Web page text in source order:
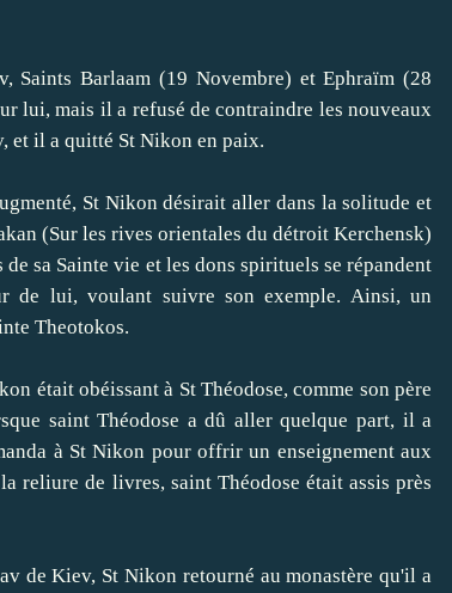
, Saints Barlaam (19 Novembre) et Ephraïm (28
lui, mais il a refusé de contraindre les nouveaux
, et il a quitté St Nikon en paix.
St Nikon désirait aller dans la solitude et
(Sur les rives orientales du détroit Kerchensk)
de sa Sainte vie et les dons spirituels serépandent
de lui, voulant suivre son exemple. Ainsi, un
Theotokos.
était obéissant à St Théodose, comme son père
saint Théodose a dû aller quelque part, il a
à St Nikon pour offrir un enseignement aux
la reliure de livres, saint Théodose était assis près
de Kiev, St Nikon retourné au monastère qu'il a